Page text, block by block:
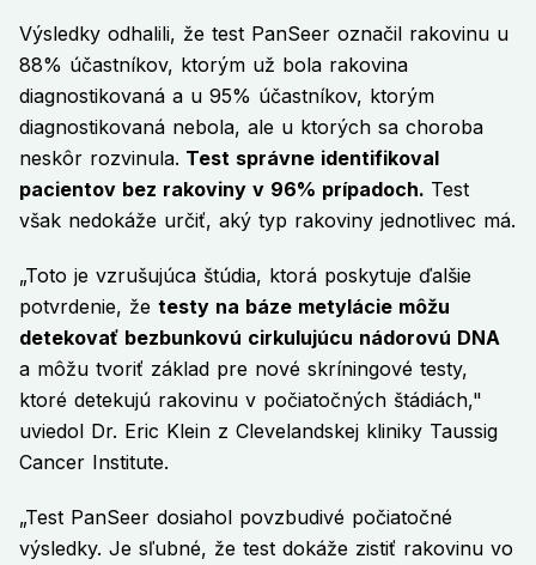
Výsledky odhalili, že test PanSeer označil rakovinu u
88% účastníkov, ktorým už bola rakovina
diagnostikovaná a u 95% účastníkov, ktorým
diagnostikovaná nebola, ale u ktorých sa choroba
neskôr rozvinula. Test správne identifikoval
pacientov bez rakoviny v 96% prípadoch. Test
však nedokáže určiť, aký typ rakoviny jednotlivec má.
„Toto je vzrušujúca štúdia, ktorá poskytuje ďalšie
potvrdenie, že testy na báze metylácie môžu
detekovať bezbunkovú cirkulujúcu nádorovú DNA
a môžu tvoriť základ pre nové skríningové testy,
ktoré detekujú rakovinu v počiatočných štádiách,"
uviedol Dr. Eric Klein z Clevelandskej kliniky Taussig
Cancer Institute.
„Test PanSeer dosiahol povzbudivé počiatočné
výsledky. Je sľubné, že test dokáže zistiť rakovinu vo